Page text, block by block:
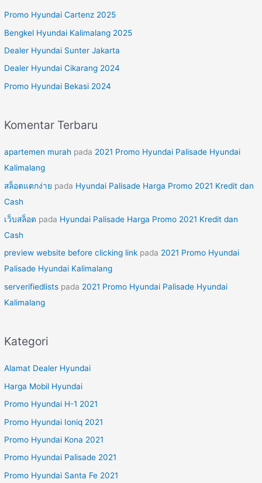
u
k
:
Promo Hyundai Cartenz 2025
Bengkel Hyundai Kalimalang 2025
Dealer Hyundai Sunter Jakarta
Dealer Hyundai Cikarang 2024
Promo Hyundai Bekasi 2024
Komentar Terbaru
apartemen murah pada 2021 Promo Hyundai Palisade Hyundai
Kalimalang
สล็อตแตกง่าย pada Hyundai Palisade Harga Promo 2021 Kredit dan
Cash
เว็บสล็อต pada Hyundai Palisade Harga Promo 2021 Kredit dan
Cash
preview website before clicking link pada 2021 Promo Hyundai
Palisade Hyundai Kalimalang
serverifiedlists pada 2021 Promo Hyundai Palisade Hyundai
Kalimalang
Kategori
Alamat Dealer Hyundai
Harga Mobil Hyundai
Promo Hyundai H-1 2021
Promo Hyundai Ioniq 2021
Promo Hyundai Kona 2021
Promo Hyundai Palisade 2021
Promo Hyundai Santa Fe 2021